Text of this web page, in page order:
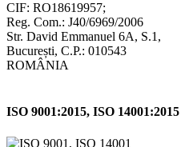
CIF: RO18619957;
Reg. Com.: J40/6969/2006
Str. David Emmanuel 6A, S.1,
București, C.P.: 010543
ROMÂNIA
ISO 9001:2015, ISO 14001:2015